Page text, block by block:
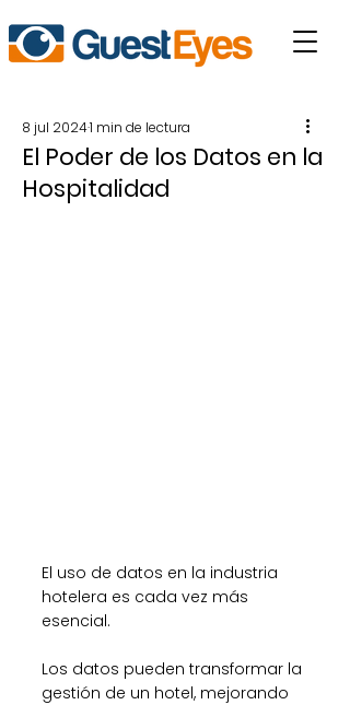
El Poder de los Datos en la
Hospitalidad
8 jul 20241 min de lectura
El uso de datos en la industria
hotelera es cada vez más
esencial.
Los datos pueden transformar la
gestión de un hotel, mejorando